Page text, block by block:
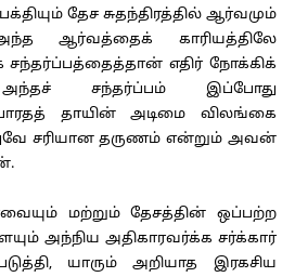
தேச சுதந்திரத்தில் ஆர்வமும்
ஆர்வத்தைக் காரியத்திலே
சந்தர்ப்பத்தைத்தான் எதிர் நோக்கிக்
அந்தச் சந்தர்ப்பம் இப்போது
பாரதத் தாயின் அடிமை விலங்கை
சரியான தருணம் என்றும் அவன்
மற்றும் தேசத்தின் ஒப்பற்ற
அந்நிய அதிகாரவர்க்க சர்க்கார்
யாரும் அறியாத இரகசிய